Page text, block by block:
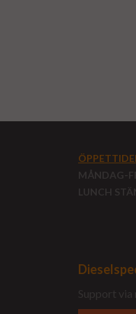
MÅNDAG-
LUNCH
Support via